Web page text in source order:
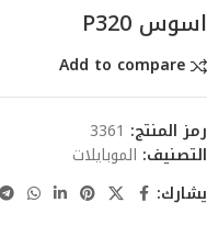
اسوس P320
Add to compare
رمز المنتج: 3361
التصنيف: الموبايلات
يشارك: